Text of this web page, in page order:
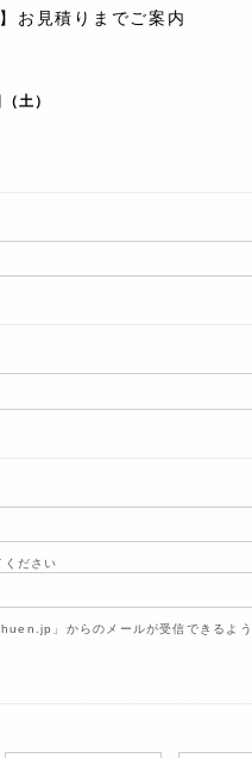
お見積りまでご案内
土）
ください
」からのメールが受信できるよ